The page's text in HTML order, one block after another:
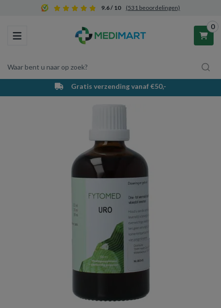
9.6 / 10 (531 beoordelingen)
Toggle navigation
Waar bent u naar op zoek?
0
Winkelwagen
Uw winkelwagen is leeg.
Vul hem met producten.
Gratis verzending vanaf €50,-